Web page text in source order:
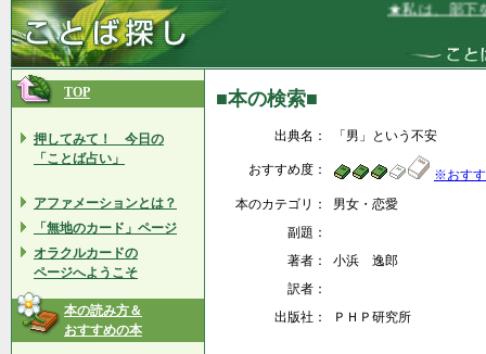
★私は、部下を
TOP
押してみて！ 今日の
「ことば占い」
アファメーションとは？
「無地のカード」ページ
オラクルカードの
ページへようこそ
本の読み方＆
おすすめの本
■本の検索■
出典名： 「男」という不安
おすすめ度：
※おす
本のカテゴリ：
男女・恋愛
副題：
著者：
小浜 逸郎
訳者：
出版社：
ＰＨＰ研究所